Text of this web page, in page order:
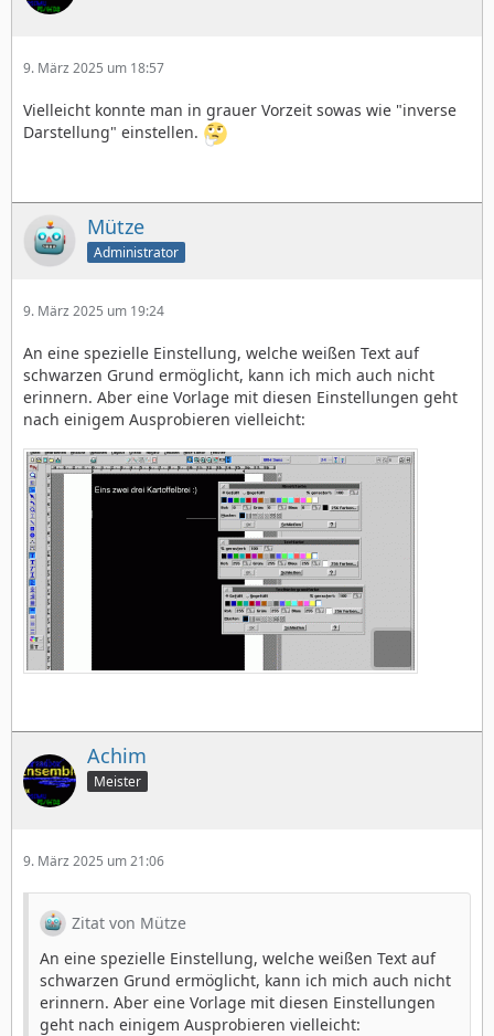
9. März 2025 um 18:57
Vielleicht konnte man in grauer Vorzeit sowas wie "inverse
Darstellung" einstellen.
Mütze
Administrator
9. März 2025 um 19:24
An eine spezielle Einstellung, welche weißen Text auf
schwarzen Grund ermöglicht, kann ich mich auch nicht
erinnern. Aber eine Vorlage mit diesen Einstellungen geht
nach einigem Ausprobieren vielleicht:
Achim
Meister
9. März 2025 um 21:06
Zitat von Mütze
An eine spezielle Einstellung, welche weißen Text auf
schwarzen Grund ermöglicht, kann ich mich auch nicht
erinnern. Aber eine Vorlage mit diesen Einstellungen
geht nach einigem Ausprobieren vielleicht: